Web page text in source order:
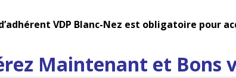
VDP Blanc-Nez est obligatoire pour
Maintenant et Bons